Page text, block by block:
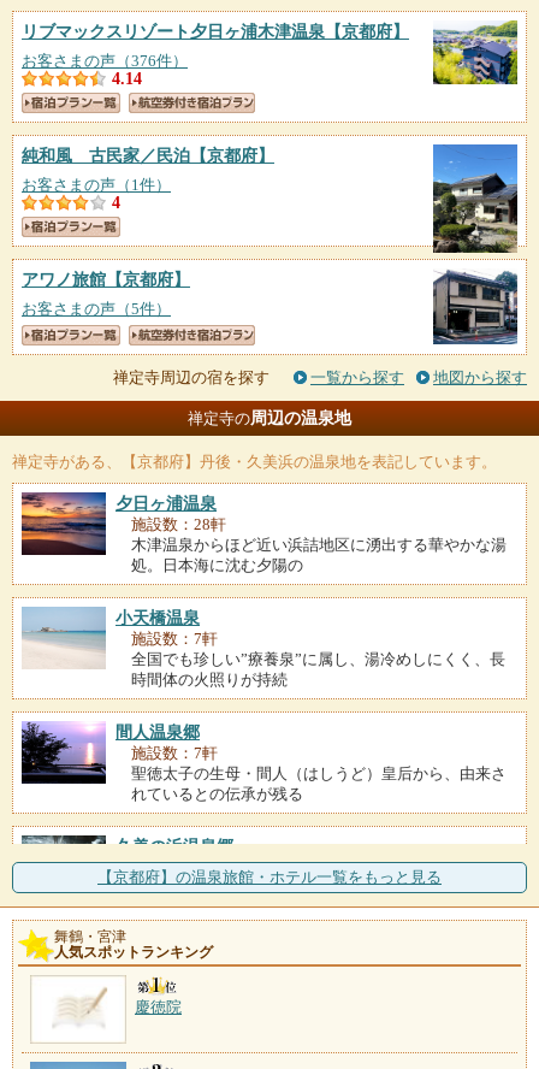
リブマックスリゾート夕日ヶ浦木津温泉 【京都府】
お客さまの声（376件）
4.14
純和風 古民家／民泊 【京都府】
お客さまの声（1件）
4
アワノ旅館 【京都府】
お客さまの声（5件）
禅定寺周辺の宿を探す 一覧から探す 地図から探す
禅定寺の周辺の温泉地
禅定寺がある、【京都府】丹後・久美浜の温泉地を表記しています。
夕日ヶ浦温泉
施設数：28軒
木津温泉からほど近い浜詰地区に湧出する華やかな湯
処。日本海に沈む夕陽の
小天橋温泉
施設数：7軒
全国でも珍しい”療養泉”に属し、湯冷めしにくく、長
時間体の火照りが持続
間人温泉郷
施設数：7軒
聖徳太子の生母・間人（はしうど）皇后から、由来さ
れているとの伝承が残る
久美の浜温泉郷
施設数：7軒
湖のように静かな水面を見せる久美浜湾の周辺に点在
する小さな温泉の総称。
鳴き砂温泉
施設数：5軒
【京都府】の温泉旅館・ホテル一覧をもっと見る
舞鶴・宮津
人気スポットランキング
慶徳院